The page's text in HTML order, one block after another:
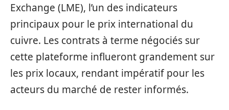
Exchange (LME), l’un des indicateurs
principaux pour le prix international du
cuivre. Les contrats à terme négociés sur
cette plateforme influeront grandement sur
les prix locaux, rendant impératif pour les
acteurs du marché de rester informés.